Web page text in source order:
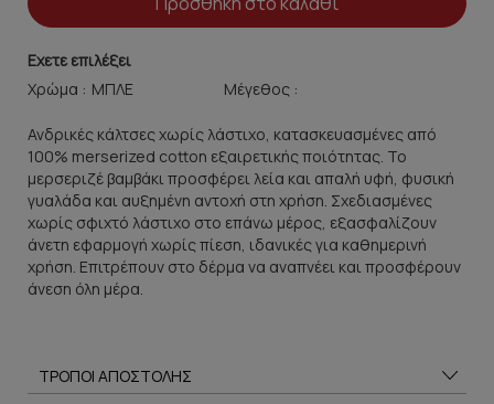
Εχετε επιλέξει
Χρώμα :
Μέγεθος :
Ανδρικές κάλτσες χωρίς λάστιχο, κατασκευασμένες από
100% merserized cotton εξαιρετικής ποιότητας. Το
μερσεριζέ βαμβάκι προσφέρει λεία και απαλή υφή, φυσική
γυαλάδα και αυξημένη αντοχή στη χρήση. Σχεδιασμένες
χωρίς σφιχτό λάστιχο στο επάνω μέρος, εξασφαλίζουν
άνετη εφαρμογή χωρίς πίεση, ιδανικές για καθημερινή
χρήση. Επιτρέπουν στο δέρμα να αναπνέει και προσφέρουν
άνεση όλη μέρα.
ΤΡΟΠΟΙ ΑΠΟΣΤΟΛΗΣ